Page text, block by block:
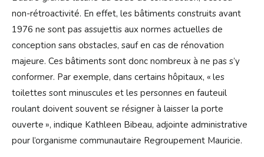
non-rétroactivité. En effet, les bâtiments construits avant
1976 ne sont pas assujettis aux normes actuelles de
conception sans obstacles, sauf en cas de rénovation
majeure. Ces bâtiments sont donc nombreux à ne pas s’y
conformer. Par exemple, dans certains hôpitaux, « les
toilettes sont minuscules et les personnes en fauteuil
roulant doivent souvent se résigner à laisser la porte
ouverte », indique Kathleen Bibeau, adjointe administrative
pour l’organisme communautaire Regroupement Mauricie.